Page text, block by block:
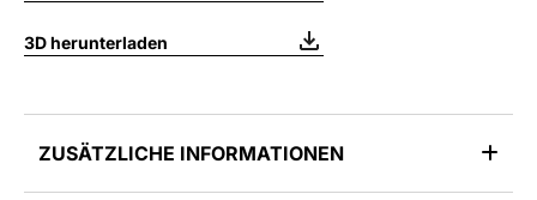
3D herunterladen
ZUSÄTZLICHE INFORMATIONEN